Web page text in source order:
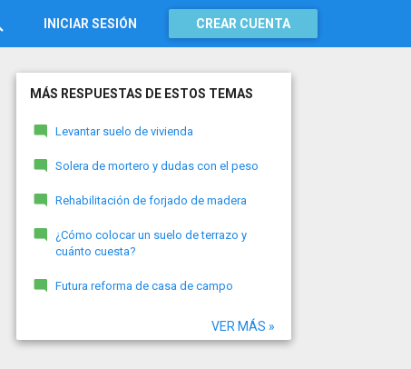
INICIAR SESIÓN CREAR CUENTA
MÁS RESPUESTAS DE ESTOS TEMAS
Levantar suelo de vivienda
Solera de mortero y dudas con el peso
Rehabilitación de forjado de madera
¿Cómo colocar un suelo de terrazo y
cuánto cuesta?
Futura reforma de casa de campo
VER MÁS »